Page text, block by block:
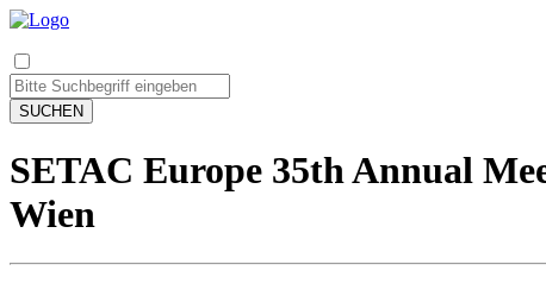
SUCHEN
SETAC Europe 35th Annual
Wien